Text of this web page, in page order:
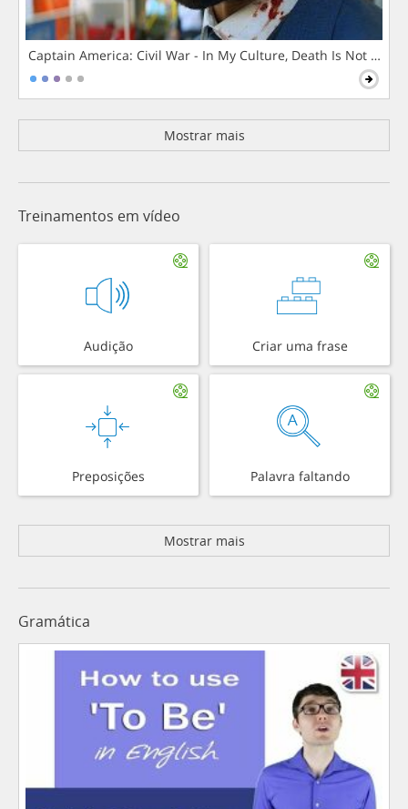
Captain America: Civil War - In My Culture, Death Is Not The
Mostrar mais
Treinamentos em vídeo
Audição Criar uma frase
Preposições Palavra faltando
Mostrar mais
Gramática